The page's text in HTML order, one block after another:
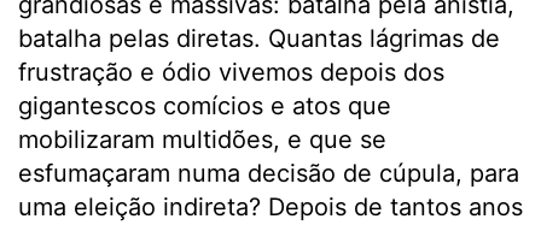
batalha pelas diretas. Quantas lágrimas de
frustração e ódio vivemos depois dos
gigantescos comícios e atos que
mobilizaram multidões, e que se
esfumaçaram numa decisão de cúpula, para
uma eleição indireta? Depois de tantos anos